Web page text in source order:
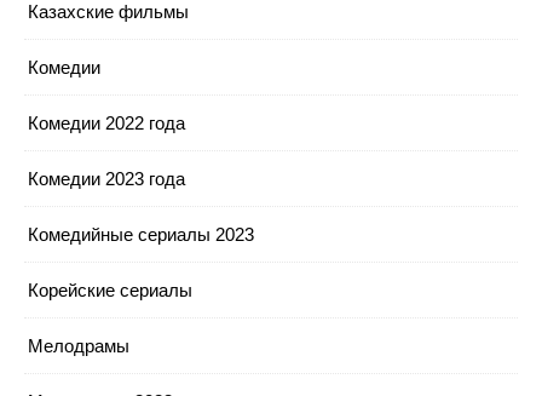
Казахские фильмы
Комедии
Комедии 2022 года
Комедии 2023 года
Комедийные сериалы 2023
Корейские сериалы
Мелодрамы